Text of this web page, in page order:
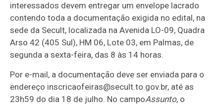
interessados devem entregar um envelope lacrado
contendo toda a documentação exigida no edital, na
sede da Secult, localizada na Avenida LO-09, Quadra
Arso 42 (405 Sul), HM 06, Lote 03, em Palmas, de
segunda a sexta-feira, das 8 às 14 horas.
Por e-mail, a documentação deve ser enviada para o
endereço inscricaofeiras@secult.to.gov.br, até as
23h59 do dia 18 de julho. No campoAssunto, o